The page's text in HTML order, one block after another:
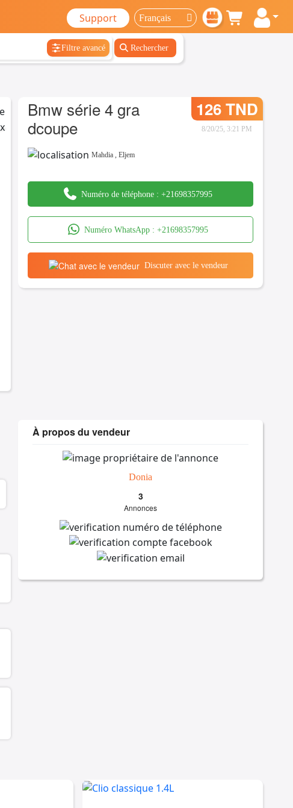
Support
Filtre avancé Rechercher
Bmw série 4 gra
dcoupe
126 TND
8/20/25, 3:21 PM
Mahdia ,Eljem
Numéro de téléphone :+21698357995
Numéro WhatsApp : +21698357995
Discuter avec le vendeur
À propos du vendeur
Donia
3
Annonces